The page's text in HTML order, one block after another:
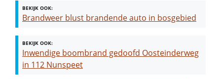
BEKIJK OOK:
Brandweer blust brandende auto in bosgebied
BEKIJK OOK:
Inwendige boombrand gedoofd Oosteinderweg
in 112 Nunspeet